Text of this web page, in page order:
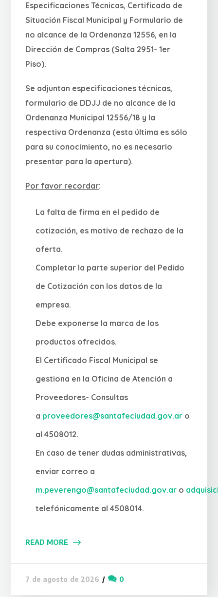
Especificaciones Técnicas, Certificado de
Situación Fiscal Municipal y Formulario de
no alcance de la Ordenanza 12556, en la
Dirección de Compras (Salta 2951- 1er
Piso).
Se adjuntan especificaciones técnicas,
formulario de DDJJ de no alcance de la
Ordenanza Municipal 12556/18 y la
respectiva Ordenanza (esta última es sólo
para su conocimiento, no es necesario
presentar para la apertura).
Por favor recordar:
La falta de firma en el pedido de
cotización, es motivo de rechazo de la
oferta.
Completar la parte superior del Pedido
de Cotización con los datos de la
empresa.
Debe exponerse la marca de los
productos ofrecidos.
El Certificado Fiscal Municipal se
gestiona en la Oficina de Atención a
Proveedores- Consultas
a proveedores@santafeciudad.gov.ar o
al 4508012.
En caso de tener dudas administrativas,
enviar correo a
m.peverengo@santafeciudad.gov.ar o
telefónicamente al 4508014.
READ MORE
7 de agosto de 2026 0